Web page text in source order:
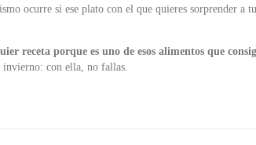
ocurre si ese plato con el que quieres sorprender
receta porque es uno de esos alimentos que
invierno: con ella, no fallas.